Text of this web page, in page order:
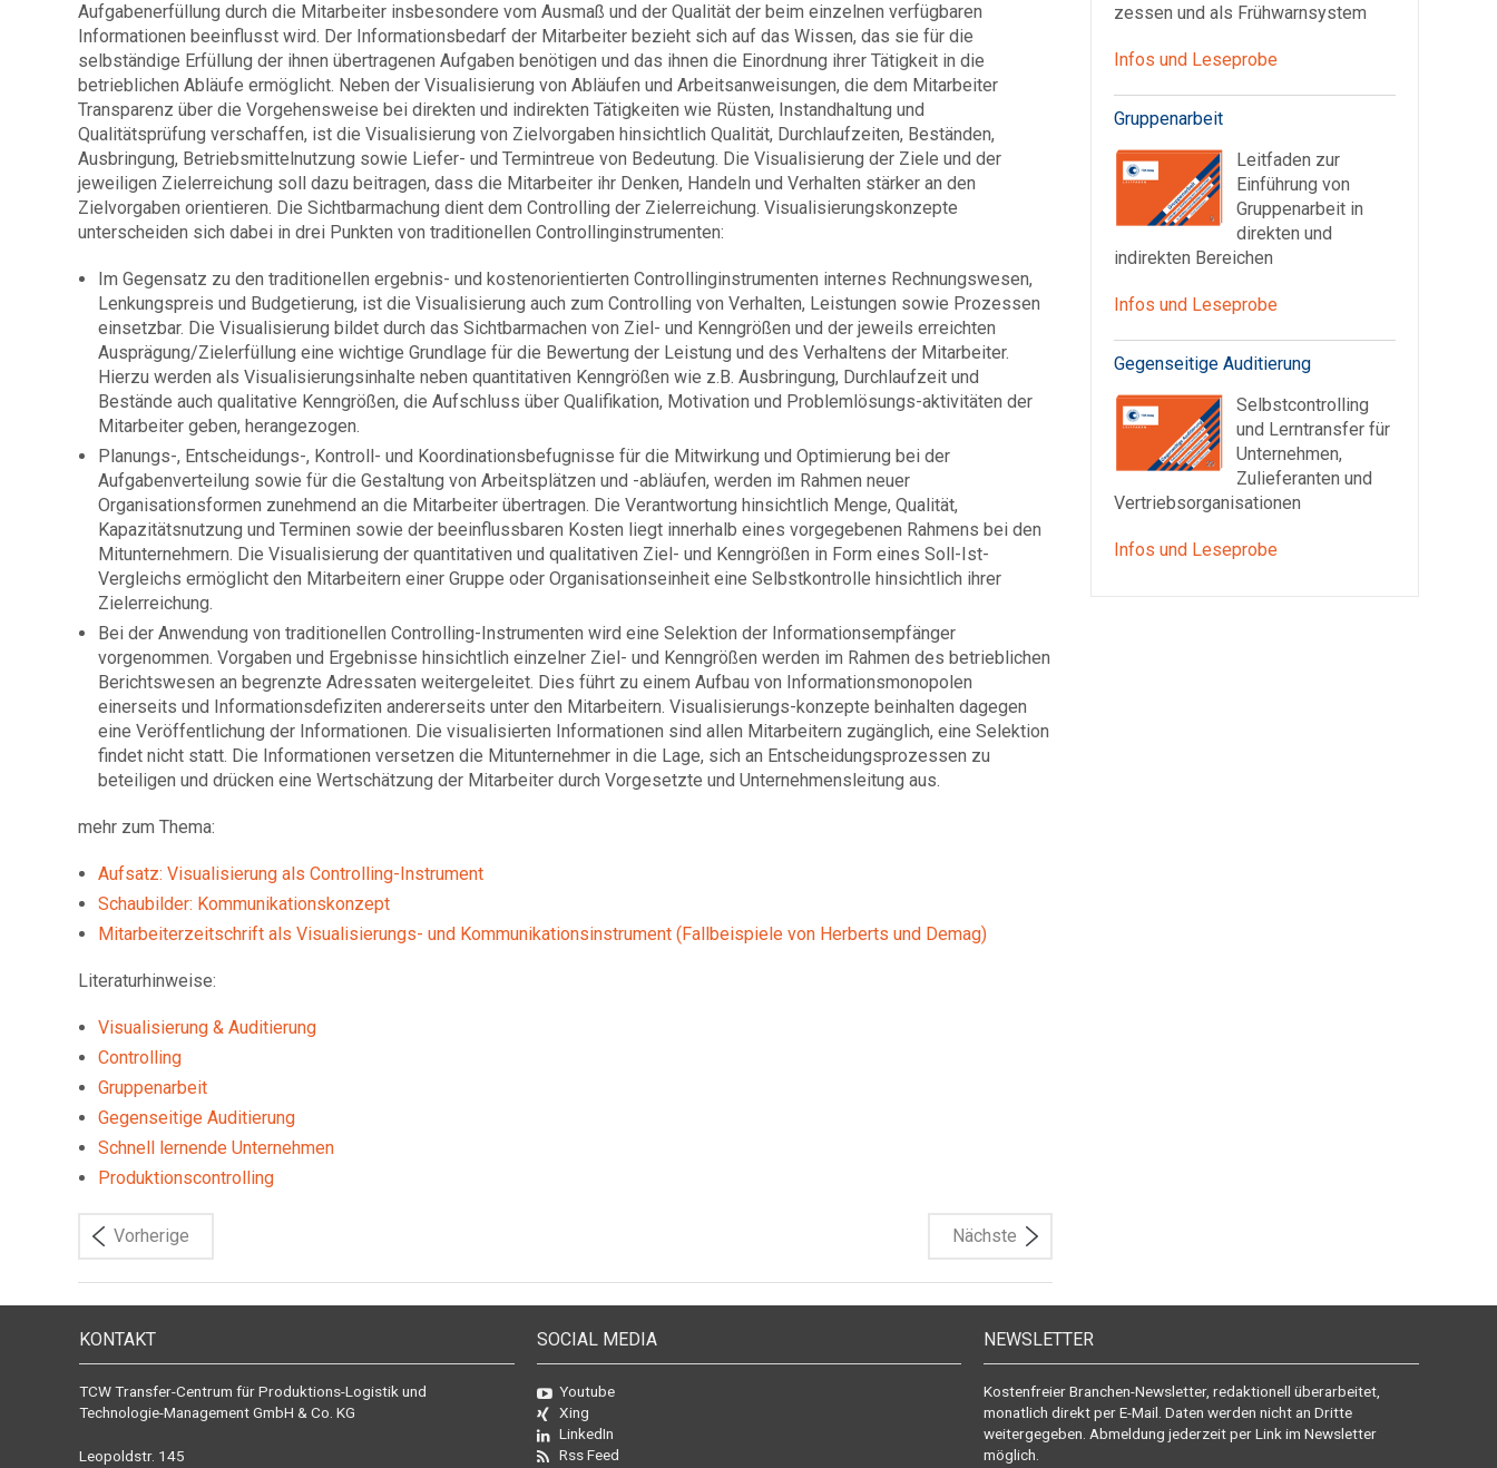
Aufgabenerfüllung durch die Mitarbeiter insbesondere vom Ausmaß und der Qualität der beim einzelnen verfügbaren
Informationen beeinflusst wird. Der Informationsbedarf der Mitarbeiter bezieht sich auf das Wissen, das sie für die
selbständige Erfüllung der ihnen übertragenen Aufgaben benötigen und das ihnen die Einordnung ihrer Tätigkeit in die
betrieblichen Abläufe ermöglicht. Neben der Visualisierung von Abläufen und Arbeitsanweisungen, die dem Mitarbeiter
Transparenz über die Vorgehensweise bei direkten und indirekten Tätigkeiten wie Rüsten, Instandhaltung und
Qualitätsprüfung verschaffen, ist die Visualisierung von Zielvorgaben hinsichtlich Qualität, Durchlaufzeiten, Beständen,
Ausbringung, Betriebsmittelnutzung sowie Liefer- und Termintreue von Bedeutung. Die Visualisierung der Ziele und der
jeweiligen Zielerreichung soll dazu beitragen, dass die Mitarbeiter ihr Denken, Handeln und Verhalten stärker an den
Zielvorgaben orientieren. Die Sichtbarmachung dient dem Controlling der Zielerreichung. Visualisierungskonzepte
unterscheiden sich dabei in drei Punkten von traditionellen Controllinginstrumenten:
Im Gegensatz zu den traditionellen ergebnis- und kostenorientierten Controllinginstrumenten internes Rechnungswesen,
Lenkungspreis und Budgetierung, ist die Visualisierung auch zum Controlling von Verhalten, Leistungen sowie Prozessen
einsetzbar. Die Visualisierung bildet durch das Sichtbarmachen von Ziel- und Kenngrößen und der jeweils erreichten
Ausprägung/Zielerfüllung eine wichtige Grundlage für die Bewertung der Leistung und des Verhaltens der Mitarbeiter.
Hierzu werden als Visualisierungsinhalte neben quantitativen Kenngrößen wie z.B. Ausbringung, Durchlaufzeit und
Bestände auch qualitative Kenngrößen, die Aufschluss über Qualifikation, Motivation und Problemlösungs-aktivitäten der
Mitarbeiter geben, herangezogen.
Planungs-, Entscheidungs-, Kontroll- und Koordinationsbefugnisse für die Mitwirkung und Optimierung bei der
Aufgabenverteilung sowie für die Gestaltung von Arbeitsplätzen und -abläufen, werden im Rahmen neuer
Organisationsformen zunehmend an die Mitarbeiter übertragen. Die Verantwortung hinsichtlich Menge, Qualität,
Kapazitätsnutzung und Terminen sowie der beeinflussbaren Kosten liegt innerhalb eines vorgegebenen Rahmens bei den
Mitunternehmern. Die Visualisierung der quantitativen und qualitativen Ziel- und Kenngrößen in Form eines Soll-Ist-
Vergleichs ermöglicht den Mitarbeitern einer Gruppe oder Organisationseinheit eine Selbstkontrolle hinsichtlich ihrer
Zielerreichung.
Bei der Anwendung von traditionellen Controlling-Instrumenten wird eine Selektion der Informationsempfänger
vorgenommen. Vorgaben und Ergebnisse hinsichtlich einzelner Ziel- und Kenngrößen werden im Rahmen des betrieblichen
Berichtswesen an begrenzte Adressaten weitergeleitet. Dies führt zu einem Aufbau von Informationsmonopolen
einerseits und Informationsdefiziten andererseits unter den Mitarbeitern. Visualisierungs-konzepte beinhalten dagegen
eine Veröffentlichung der Informationen. Die visualisierten Informationen sind allen Mitarbeitern zugänglich, eine Selektion
findet nicht statt. Die Informationen versetzen die Mitunternehmer in die Lage, sich an Entscheidungsprozessen zu
beteiligen und drücken eine Wertschätzung der Mitarbeiter durch Vorgesetzte und Unternehmensleitung aus.
mehr zum Thema:
Aufsatz: Visualisierung als Controlling-Instrument
Schaubilder: Kommunikationskonzept
Mitarbeiterzeitschrift als Visualisierungs- und Kommunikationsinstrument (Fallbeispiele von Herberts und Demag)
Literaturhinweise:
Visualisierung & Auditierung
Controlling
Gruppenarbeit
Gegenseitige Auditierung
Schnell lernende Unternehmen
Produktionscontrolling
Vorherige Nächste
zessen und als Früh­warn­system
Infos und Leseprobe
Gruppenarbeit
Leitfaden zur
Einführung von
Gruppenarbeit in
direkten und
indirekten Bereichen
Infos und Leseprobe
Gegenseitige Auditierung
Selbstcontrolling
und Lerntransfer für
Unternehmen,
Zulieferanten und
Vertriebsorganisationen
Infos und Leseprobe
KONTAKT
TCW Transfer-Centrum für Produktions-Logistik und
Technologie-Management GmbH & Co. KG
Leopoldstr. 145
SOCIAL MEDIA
Youtube
Xing
LinkedIn
Rss Feed
NEWSLETTER
Kostenfreier Branchen-Newsletter, redaktionell überarbeitet,
monatlich direkt per E-Mail. Daten werden nicht an Dritte
weitergegeben. Abmeldung jederzeit per Link im Newsletter
möglich.